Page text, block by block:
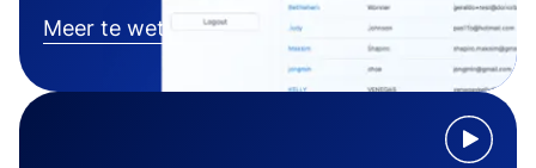
Meer te weten komen